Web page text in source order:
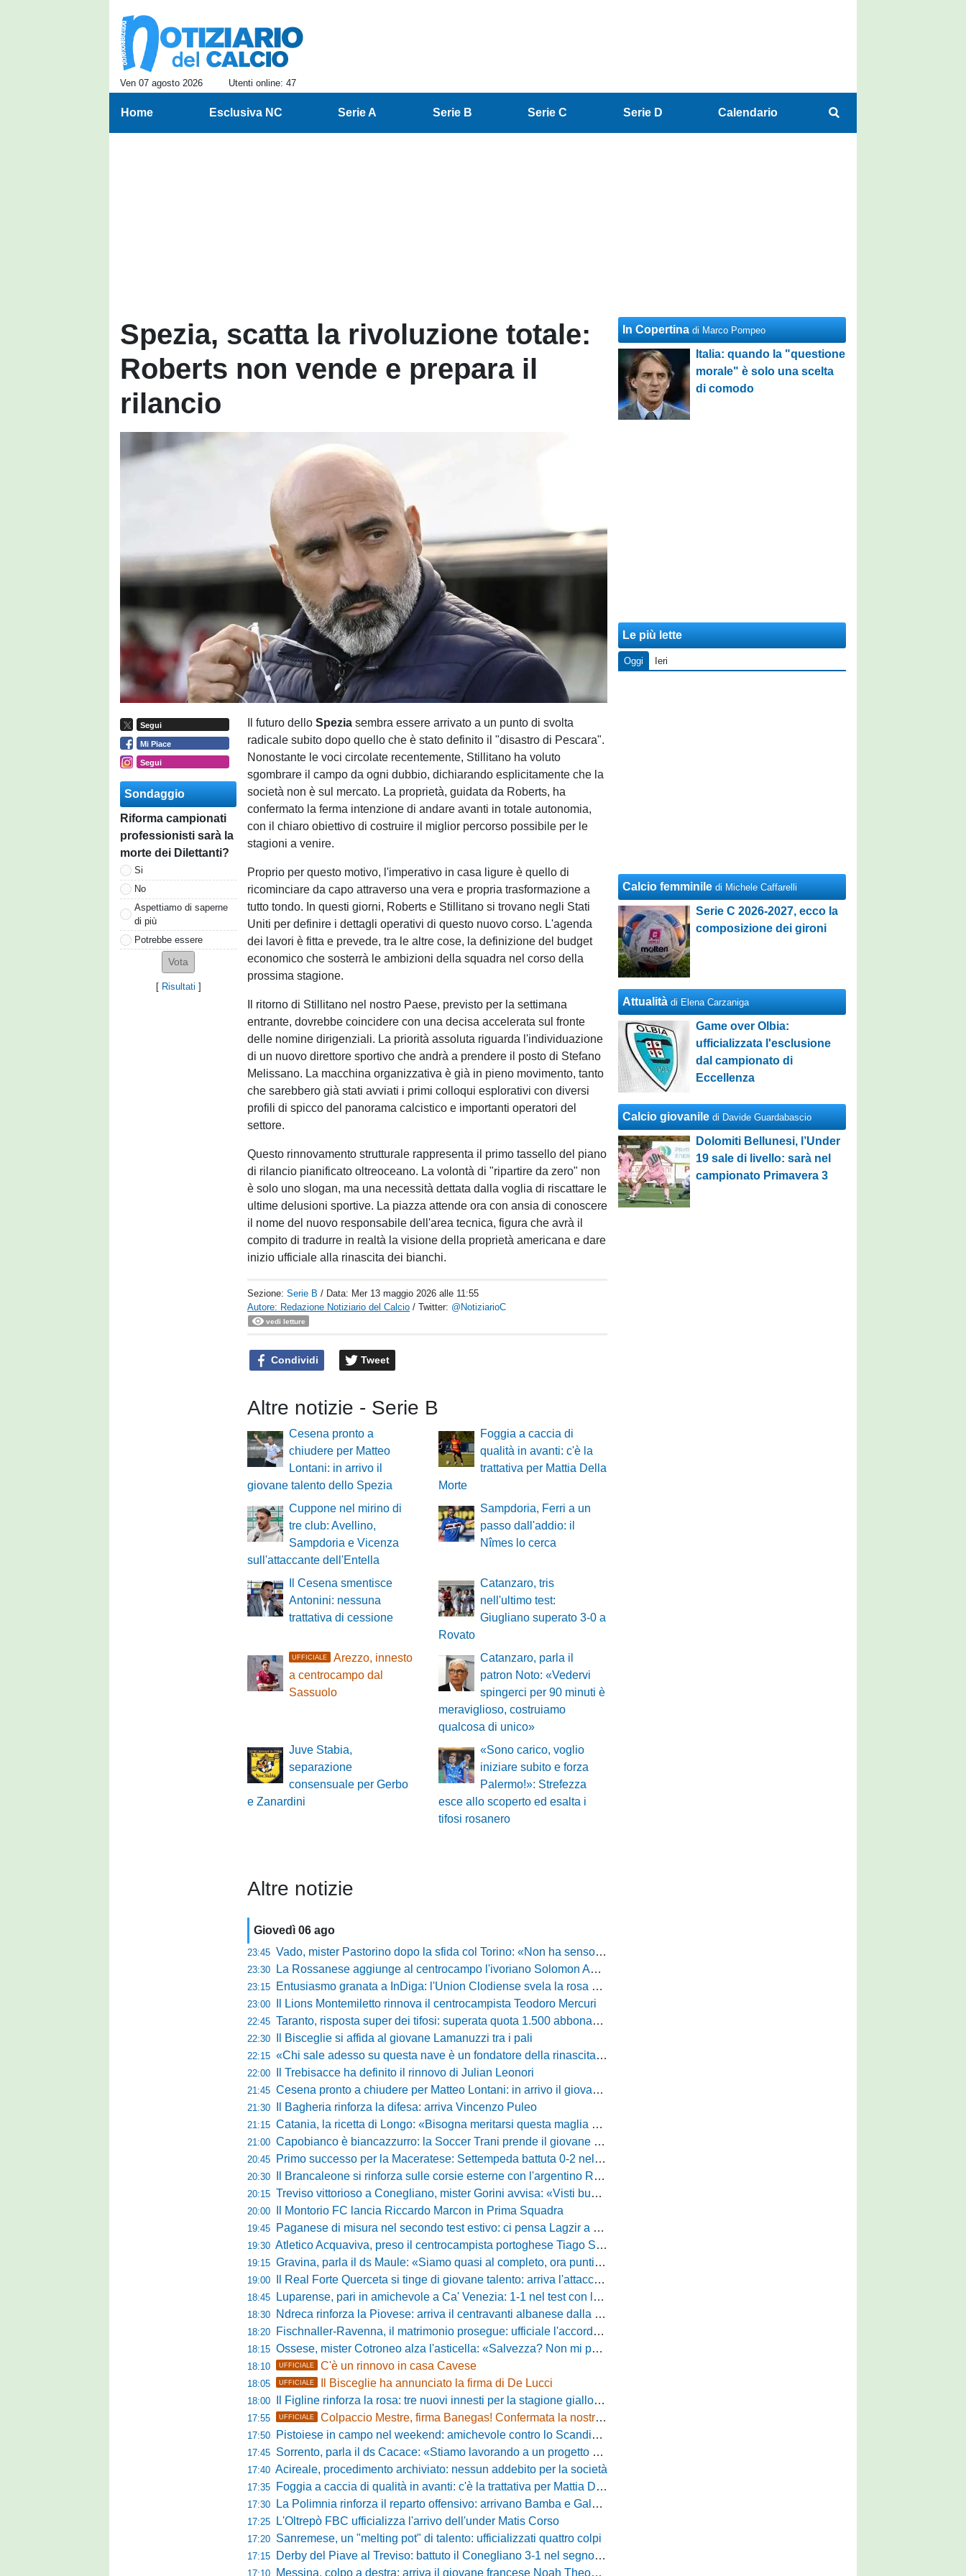
Ven 07 agosto 2026 Utenti online: 47
Home Esclusiva NC Serie A Serie B Serie C Serie D Calendario
Spezia, scatta la rivoluzione totale:
Roberts non vende e prepara il
rilancio
Segui
Mi Piace
Segui
Sondaggio
Riforma campionati
professionisti sarà la
morte dei Dilettanti?
Si
No
Aspettiamo di saperne
di più
Potrebbe essere
[ Risultati ]
Il futuro delloSpeziasembra essere arrivato a un punto di svolta
radicale subito dopo quello che è stato definito il "disastro di Pescara".
Nonostante le voci circolate recentemente, Stillitano ha voluto
sgombrare il campo da ogni dubbio, dichiarando esplicitamente che la
società non è sul mercato. La proprietà, guidata da Roberts, ha
confermato la ferma intenzione di andare avanti in totale autonomia,
con il chiaro obiettivo di costruire il miglior percorso possibile per le
stagioni a venire.
Proprio per questo motivo, l'imperativo in casa ligure è quello di
ricominciare da capo attraverso una vera e propria trasformazione a
tutto tondo. In questi giorni, Roberts e Stillitano si trovano negli Stati
Uniti per definire i dettagli operativi di questo nuovo corso. L'agenda
dei lavori è fitta e prevede, tra le altre cose, la definizione del budget
economico che sosterrà le ambizioni della squadra nel corso della
prossima stagione.
Il ritorno di Stillitano nel nostro Paese, previsto per la settimana
entrante, dovrebbe coincidere con una decisa accelerata sul fronte
delle nomine dirigenziali. La priorità assoluta riguarda l'individuazione
di un nuovo direttore sportivo che andrà a prendere il posto di Stefano
Melissano. La macchina organizzativa è già in pieno movimento, tanto
che sarebbero già stati avviati i primi colloqui esplorativi con diversi
profili di spicco del panorama calcistico e importanti operatori del
settore.
Questo rinnovamento strutturale rappresenta il primo tassello del piano
di rilancio pianificato oltreoceano. La volontà di "ripartire da zero" non
è solo uno slogan, ma una necessità dettata dalla voglia di riscattare le
ultime delusioni sportive. La piazza attende ora con ansia di conoscere
il nome del nuovo responsabile dell'area tecnica, figura che avrà il
compito di tradurre in realtà la visione della proprietà americana e dare
inizio ufficiale alla rinascita dei bianchi.
Sezione:Serie B / Data: Mer 13 maggio 2026 alle 11:55
Autore: Redazione Notiziario del Calcio / Twitter: @NotiziarioC
vedi letture
Condividi Tweet
Altre notizie - Serie B
Cesena pronto a
chiudere per Matteo
Lontani: in arrivo il
giovane talento dello Spezia
Foggia a caccia di
qualità in avanti: c'è la
trattativa per Mattia Della
Morte
Cuppone nel mirino di
tre club: Avellino,
Sampdoria e Vicenza
sull'attaccante dell'Entella
Sampdoria, Ferri a un
passo dall'addio: il
Nîmes lo cerca
Il Cesena smentisce
Antonini: nessuna
trattativa di cessione
Catanzaro, tris
nell'ultimo test:
Giugliano superato 3-0 a
Rovato
UFFICIALE
Arezzo, innesto
a centrocampo dal
Sassuolo
Catanzaro, parla il
patron Noto: «Vedervi
spingerci per 90 minuti è
meraviglioso, costruiamo
qualcosa di unico»
Juve Stabia,
separazione
consensuale per Gerbo
e Zanardini
«Sono carico, voglio
iniziare subito e forza
Palermo!»: Strefezza
esce allo scoperto ed esalta i
tifosi rosanero
Altre notizie
Giovedì 06 ago
23:45 Vado, mister Pastorino dopo la sfida col Torino: «Non ha senso chiudersi e fare le barricate»
23:30 La Rossanese aggiunge al centrocampo l'ivoriano Solomon Andrews Manu
23:15 Entusiasmo granata a InDiga: l'Union Clodiense svela la rosa per la nuova annata
23:00 Il Lions Montemiletto rinnova il centrocampista Teodoro Mercuri
22:45 Taranto, risposta super dei tifosi: superata quota 1.500 abbonamenti
22:30 Il Bisceglie si affida al giovane Lamanuzzi tra i pali
22:15 «Chi sale adesso su questa nave è un fondatore della rinascita»: Davis carica l'ambiente Messina
22:00 Il Trebisacce ha definito il rinnovo di Julian Leonori
21:45 Cesena pronto a chiudere per Matteo Lontani: in arrivo il giovane talento dello Spezia
21:30 Il Bagheria rinforza la difesa: arriva Vincenzo Puleo
21:15 Catania, la ricetta di Longo: «Bisogna meritarsi questa maglia ogni singolo giorno»
21:00 Capobianco è biancazzurro: la Soccer Trani prende il giovane attaccante ex Monopoli
20:45 Primo successo per la Maceratese: Settempeda battuta 0-2 nella ripresa
20:30 Il Brancaleone si rinforza sulle corsie esterne con l'argentino Rotela
20:15 Treviso vittorioso a Conegliano, mister Gorini avvisa: «Visti buoni spunti, ma c'è ancora tanto da lavorare»
20:00 Il Montorio FC lancia Riccardo Marcon in Prima Squadra
19:45 Paganese di misura nel secondo test estivo: ci pensa Lagzir a piegare l'Equipe Campania
19:30 Atletico Acquaviva, preso il centrocampista portoghese Tiago Santos
19:15 Gravina, parla il ds Maule: «Siamo quasi al completo, ora puntiamo sugli esterni d'attacco»
19:00 Il Real Forte Querceta si tinge di giovane talento: arriva l'attaccante Lucchesi
18:45 Luparense, pari in amichevole a Ca' Venezia: 1-1 nel test con la Primavera lagunare
18:30 Ndreca rinforza la Piovese: arriva il centravanti albanese dalla serie D
18:20 Fischnaller-Ravenna, il matrimonio prosegue: ufficiale l'accordo quinquennale per l'attacco
18:15 Ossese, mister Cotroneo alza l'asticella: «Salvezza? Non mi pongo limiti, voglio vincere più partite possibile»
18:10 UFFICIALE C'è un rinnovo in casa Cavese
18:05 UFFICIALE Il Bisceglie ha annunciato la firma di De Lucci
18:00 Il Figline rinforza la rosa: tre nuovi innesti per la stagione gialloblù
17:55 UFFICIALE Colpaccio Mestre, firma Banegas! Confermata la nostra anteprima
17:50 Pistoiese in campo nel weekend: amichevole contro lo Scandicci allo stadio Strulli di Monsummano
17:45 Sorrento, parla il ds Cacace: «Stiamo lavorando a un progetto ambizioso»
17:40 Acireale, procedimento archiviato: nessun addebito per la società
17:35 Foggia a caccia di qualità in avanti: c'è la trattativa per Mattia Della Morte
17:30 La Polimnia rinforza il reparto offensivo: arrivano Bamba e Galeota
17:25 L'Oltrepò FBC ufficializza l'arrivo dell'under Matis Corso
17:20 Sanremese, un "melting pot" di talento: ufficializzati quattro colpi
17:15 Derby del Piave al Treviso: battuto il Conegliano 3-1 nel segno di Gerbi e Vita
17:10 Messina, colpo a destra: arriva il giovane francese Noah Theodore
In Copertina di Marco Pompeo
Italia: quando la "questione
morale" è solo una scelta
di comodo
Le più lette
Oggi Ieri
Calcio femminile di Michele Caffarelli
Serie C 2026-2027, ecco la
composizione dei gironi
Attualità di Elena Carzaniga
Game over Olbia:
ufficializzata l'esclusione
dal campionato di
Eccellenza
Calcio giovanile di Davide Guardabascio
Dolomiti Bellunesi, l’Under
19 sale di livello: sarà nel
campionato Primavera 3